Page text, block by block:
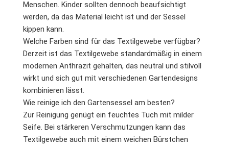
Menschen. Kinder sollten dennoch beaufsichtigt
werden, da das Material leicht ist und der Sessel
kippen kann.
Welche Farben sind für das Textilgewebe verfügbar?
Derzeit ist das Textilgewebe standardmäßig in einem
modernen Anthrazit gehalten, das neutral und stilvoll
wirkt und sich gut mit verschiedenen Gartendesigns
kombinieren lässt.
Wie reinige ich den Gartensessel am besten?
Zur Reinigung genügt ein feuchtes Tuch mit milder
Seife. Bei stärkeren Verschmutzungen kann das
Textilgewebe auch mit einem weichen Bürstchen